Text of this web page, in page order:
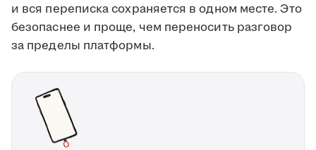
и вся переписка сохраняется в одном месте. Это
безопаснее и проще, чем переносить разговор
за пределы платформы.